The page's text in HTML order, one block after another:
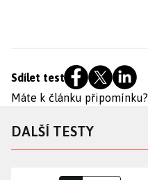
Sdílet test
Máte k článku připomínku?
DALŠÍ TESTY